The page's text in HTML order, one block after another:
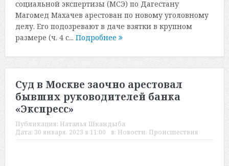
социальной экспертизы (МСЭ) по Дагестану
Магомед Махачев арестован по новому уголовному
делу. Его подозревают в даче взятки в крупном
размере (ч. 4 с... Подробнее
Суд в Москве заочно арестовал
бывших руководителей банка
«Экспресс»
Публикация: Наталья Шкандыба
Дата: 30 января, 2023 в 11:00 в: Новости, Происшествия